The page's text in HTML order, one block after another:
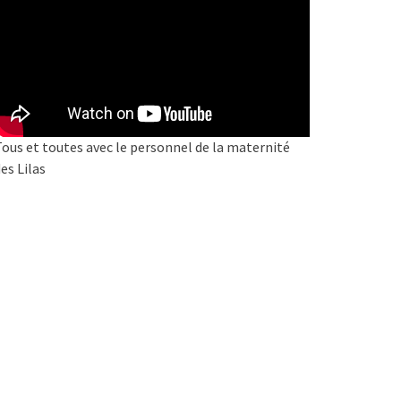
et toutes avec le personnel de la maternité
Lilas